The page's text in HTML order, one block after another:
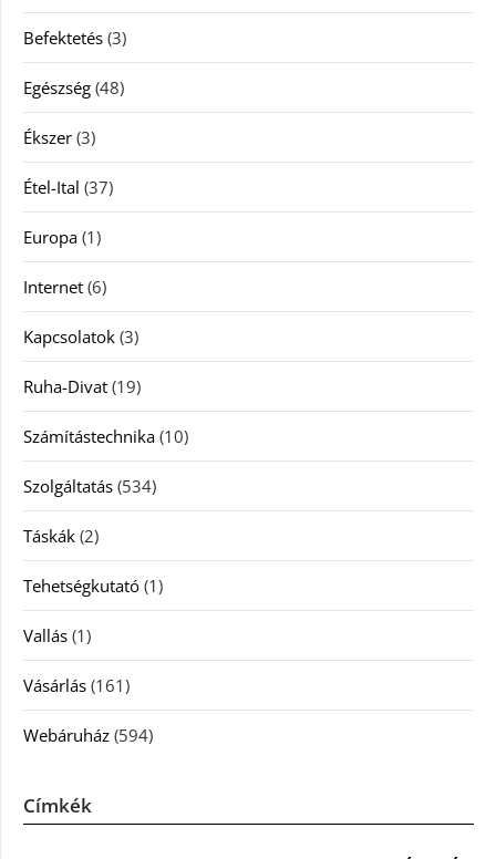
Befektetés (3)
Egészség (48)
Ékszer (3)
Étel-Ital (37)
Europa (1)
Internet (6)
Kapcsolatok (3)
Ruha-Divat (19)
Számítástechnika (10)
Szolgáltatás (534)
Táskák (2)
Tehetségkutató (1)
Vallás (1)
Vásárlás (161)
Webáruház (594)
Címkék